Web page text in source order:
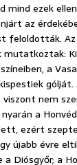
mind ezek
az
feloldották.
a
nem
a
ezért
újabb évre
Diósgyőr; a